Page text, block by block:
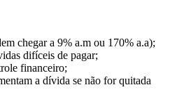
chegar a 9% a.m ou 170% a.a);
difíceis de pagar;
financeiro;
a dívida se não for quitada